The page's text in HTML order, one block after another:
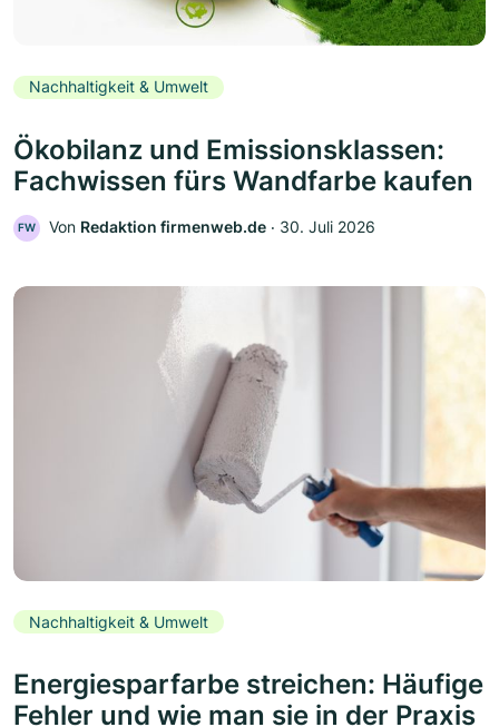
Nachhaltigkeit & Umwelt
Ökobilanz und Emissionsklassen:
Fachwissen fürs Wandfarbe kaufen
FW Von Redaktion firmenweb.de ‧ 30. Juli 2026
Nachhaltigkeit & Umwelt
Energiesparfarbe streichen: Häufige
Fehler und wie man sie in der Praxis